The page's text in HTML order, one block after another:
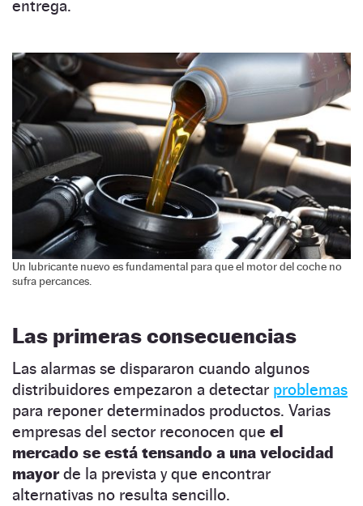
entrega.
Un lubricante nuevo es fundamental para que el motor del coche no
sufra percances.
Las primeras consecuencias
Las alarmas se dispararon cuando algunos
distribuidores empezaron a detectar problemas
para reponer determinados productos. Varias
empresas del sector reconocen que el
mercado se está tensando a una velocidad
mayorde la prevista y que encontrar
alternativas no resulta sencillo.